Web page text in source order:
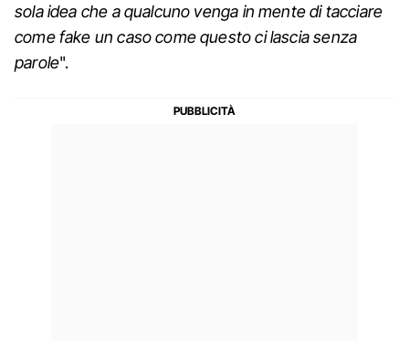
sola idea che a qualcuno venga in mente di tacciare
come fake un caso come questo ci lascia senza
parole".